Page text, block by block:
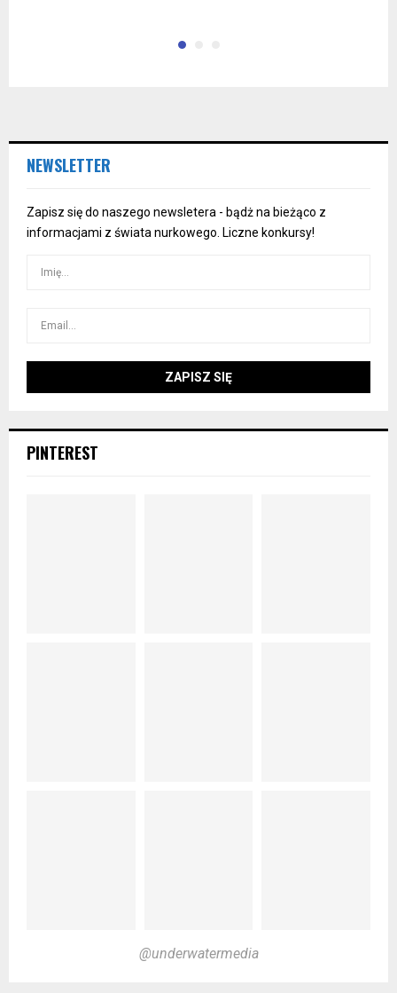
NEWSLETTER
Zapisz się do naszego newsletera - bądż na bieżąco z
informacjami z świata nurkowego. Liczne konkursy!
PINTEREST
@underwatermedia